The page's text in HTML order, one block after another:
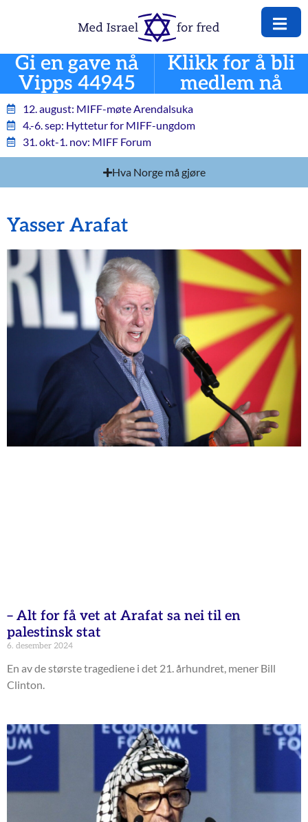
Gi en gave nå
Vipps 44945
Klikk for å bli
medlem nå
12. august: MIFF-møte Arendalsuka
4.-6. sep: Hyttetur for MIFF-ungdom
31. okt-1. nov: MIFF Forum
Hva Norge må gjøre
Yasser Arafat
– Alt for få vet at Arafat sa nei til en
palestinsk stat
6. desember 2024
En av de største tragediene i det 21. århundret, mener Bill
Clinton.